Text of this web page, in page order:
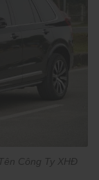
Công Ty XHĐ